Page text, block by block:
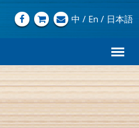
中 / En / 日本語